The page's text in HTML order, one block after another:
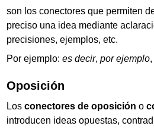
son los conectores que permiten
preciso una idea mediante
precisiones, ejemplos, etc.
Por ejemplo:es decir,por ejemplo
Oposición
Losconectores de oposición o
introducen ideas opuestas,